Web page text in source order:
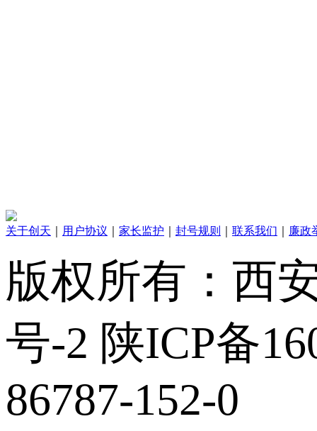
关于创天 用户协议 家长监护 封号规则 联系我们 廉政
版权所有：西
号-2 陕ICP备
86787-152-0